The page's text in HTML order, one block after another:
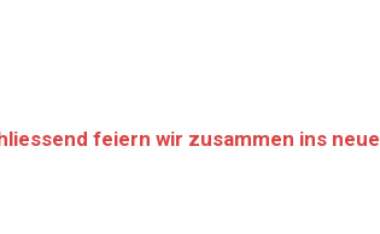
feiern wir zusammen ins neue